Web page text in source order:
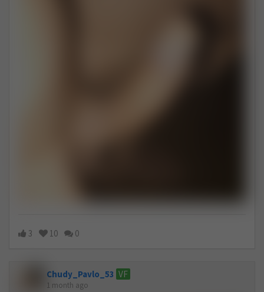
3 10 0
Chudy_Pavlo_53 VF
1 month ago